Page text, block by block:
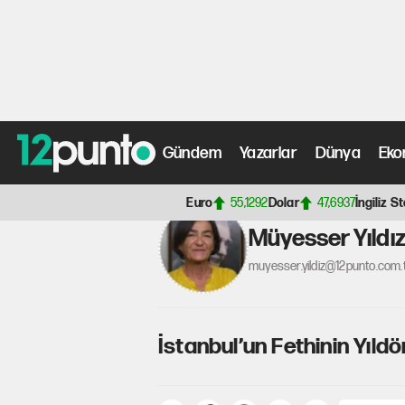
Gündem Yazarlar Dünya
Euro 55,1292Dolar 47,6937İngiliz
Anasayfa>Yazarlar>Müyesser Yıldız>İstanbul’un
Müyesser Yıldız
İstanbul’un Fethinin